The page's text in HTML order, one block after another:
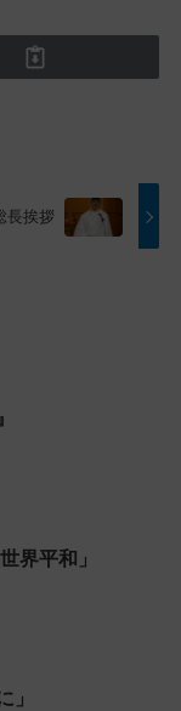
挨拶
界平和」
」